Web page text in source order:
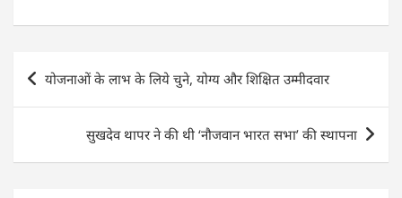
at
s
A
c
e
b
o
o
itt
er
k
e
dI
n
ai
l
ar
e
Post
navigation
योजनाओं के लाभ के लिये चुने, योग्य और शिक्षित उम्मीदवार
सुखदेव थापर ने की थी ‘नौजवान भारत सभा’ की स्थापना